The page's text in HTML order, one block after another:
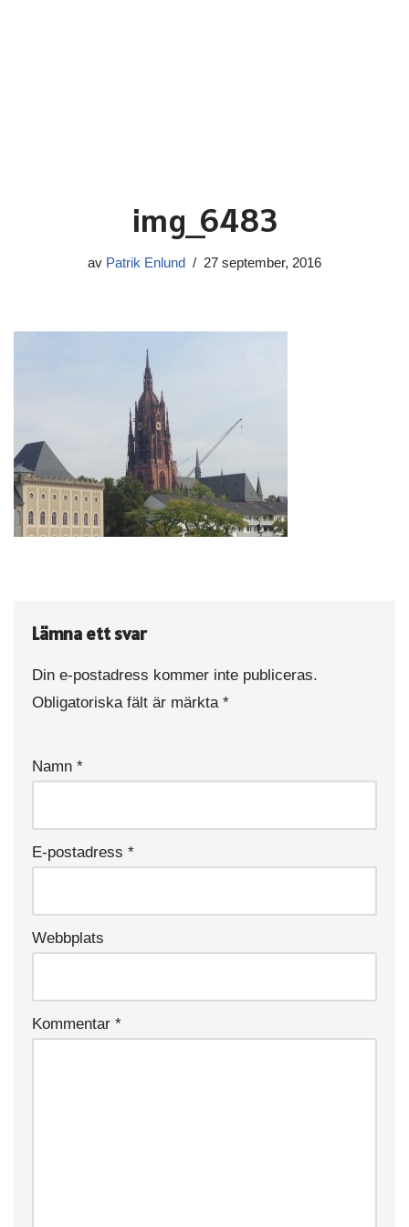
img_6483
av Patrik Enlund 27 september, 2016
Lämna ett svar
Din e-postadress kommer inte publiceras.
Obligatoriska fält är märkta *
Namn *
E-postadress *
Webbplats
Kommentar *